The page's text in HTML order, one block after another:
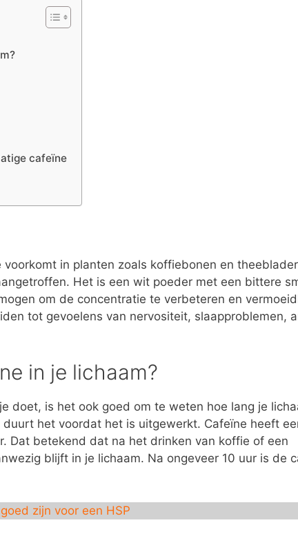
cafeïne
in planten zoals koffiebonen en
Het is een wit poeder met een bittere
om de concentratie te verbeteren en
tot gevoelens van nervositeit, slaapproblemen,
in je lichaam?
doet, is het ook goed om te weten hoe lang je
het voordat het is uitgewerkt. Cafeïne heeft
Dat betekend dat na het drinken van koffie of een
blijft in je lichaam. Na ongeveer 10 uur is de
zijn voor een HSP